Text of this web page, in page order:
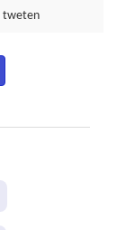
tweten